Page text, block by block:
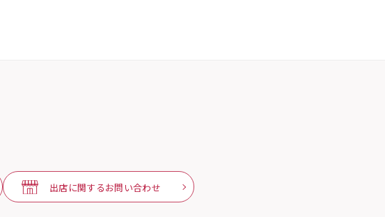
出店に関するお問い合わせ